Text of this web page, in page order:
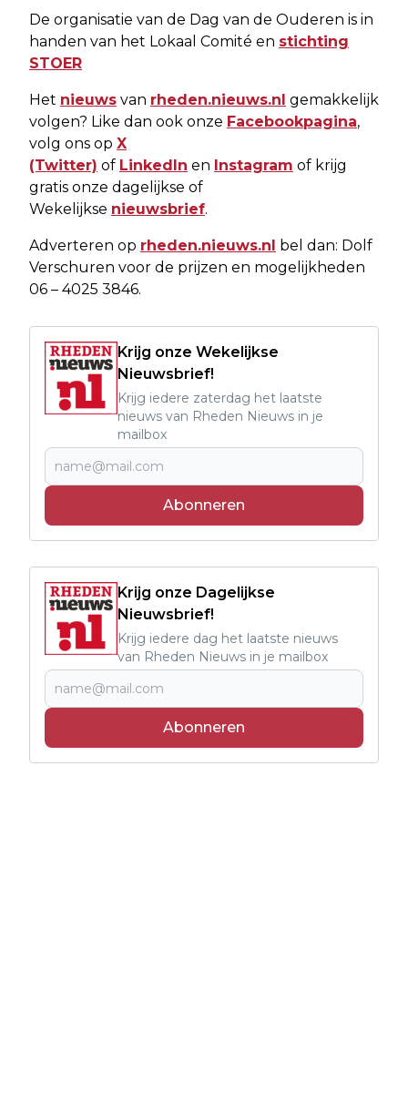
De organisatie van de Dag van de Ouderen is in
handen van het Lokaal Comité en stichting
STOER
Het nieuws van rheden.nieuws.nl gemakkelijk
volgen? Like dan ook onze Facebookpagina,
volg ons op X
(Twitter) of LinkedIn en Instagram of krijg
gratis onze dagelijkse of
Wekelijkse nieuwsbrief.
Adverteren op rheden.nieuws.nl bel dan: Dolf
Verschuren voor de prijzen en mogelijkheden
06 – 4025 3846.
Krijg onze Wekelijkse
Nieuwsbrief!
Krijg iedere zaterdag het laatste
nieuws van Rheden Nieuws in je
mailbox
Abonneren
Krijg onze Dagelijkse
Nieuwsbrief!
Krijg iedere dag het laatste nieuws
van Rheden Nieuws in je mailbox
Abonneren